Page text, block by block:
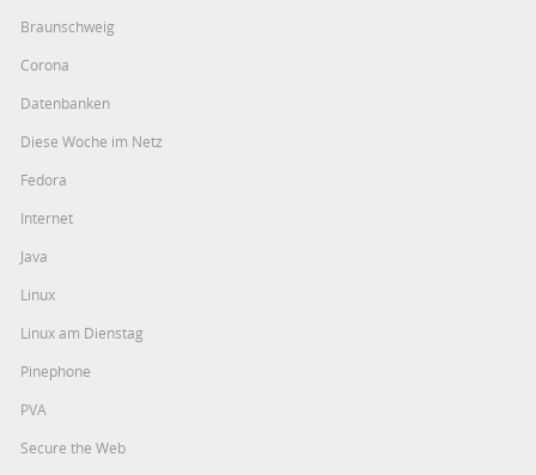
Braunschweig
Corona
Datenbanken
Diese Woche im Netz
Fedora
Internet
Java
Linux
Linux am Dienstag
Pinephone
PVA
Secure the Web